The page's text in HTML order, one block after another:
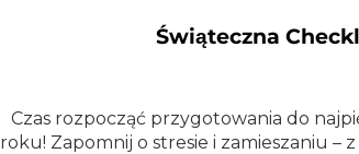
Świąteczna
Czas rozpocząć przygotowania do
roku! Zapomnij o stresie i zamieszaniu –